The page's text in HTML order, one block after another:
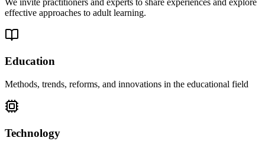
effective approaches to adult learning.
Education
Methods, trends, reforms, and innovations in the educational field
Technology